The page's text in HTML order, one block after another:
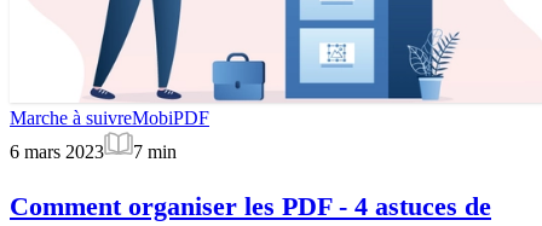
Marche à suivreMobiPDF
6 mars 2023
7 min
Comment organiser les PDF - 4 astuces de